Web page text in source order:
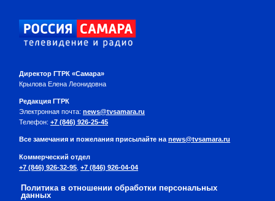
Директор ГТРК «Самара»
Крылова Елена Леонидовна
Редакция ГТРК
Электронная почта: news@tvsamara.ru
Телефон: +7 (846) 926-25-45
Все замечания и пожелания присылайте на news@tvsamara.ru
Коммерческий отдел
+7 (846) 926-32-95 +7 (846) 926-04-04
Политика в отношении обработки персональных
данных